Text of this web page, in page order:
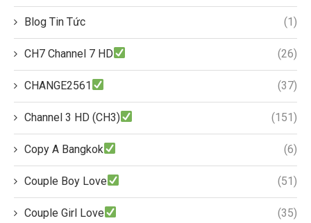
Blog Tin Tức (1)
CH7 Channel 7 HD (26)
CHANGE2561 (37)
Channel 3 HD (CH3) (151)
Copy A Bangkok (6)
Couple Boy Love (51)
Couple Girl Love (35)